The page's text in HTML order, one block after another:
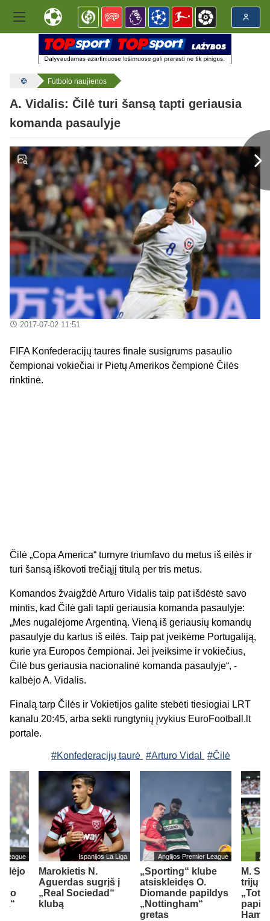
Futbolo naujienos
A. Vidalis: Čilė turi šansą tapti geriausia
komanda pasaulyje
2017-07-02 11:51
FIFA Konfederacijų taurės finale susigrums pasaulio
čempionai vokiečiai ir Pietų Amerikos čempionė Čilės
rinktinė.
Čilė „Copa America“ turnyre triumfavo du metus iš eilės ir
turi šansą iškovoti trečiąjį titulą per tris metus.
Komandos žvaigždė Arturo Vidalis taip pat išdėstė savo
mintis, kad Čilė gali tapti geriausia komanda pasaulyje:
„Mes nugalėjome Argentiną. Vieną iš geriausių komandų
pasaulyje du kartus iš eilės. Taip pat įveikėme Portugaliją,
kurie yra Europos čempionai. Jei įveiksime ir vokiečius,
Čilė bus geriausia nacionalinė komanda pasaulyje“, -
kalbėjo A. Vidalis.
Finalą tarp Čilės ir Vokietijos galite stebėti tiesiogiai LRT
kanalu 20:45, arba sekti rungtynių įvykius EuroFootball.lt
portale.
#Konfederacijų taurė #Arturo Vidal #Čilė
League Ispanijos La Liga
Marokietis N.
Aguerdas sugrįš į
„Real Sociedad“
klubą
Anglijos Premier League
„Sporting“ klube
atsiskleidęs O.
Diomande papildys
„Nottingham“
gretas
M.
trijų